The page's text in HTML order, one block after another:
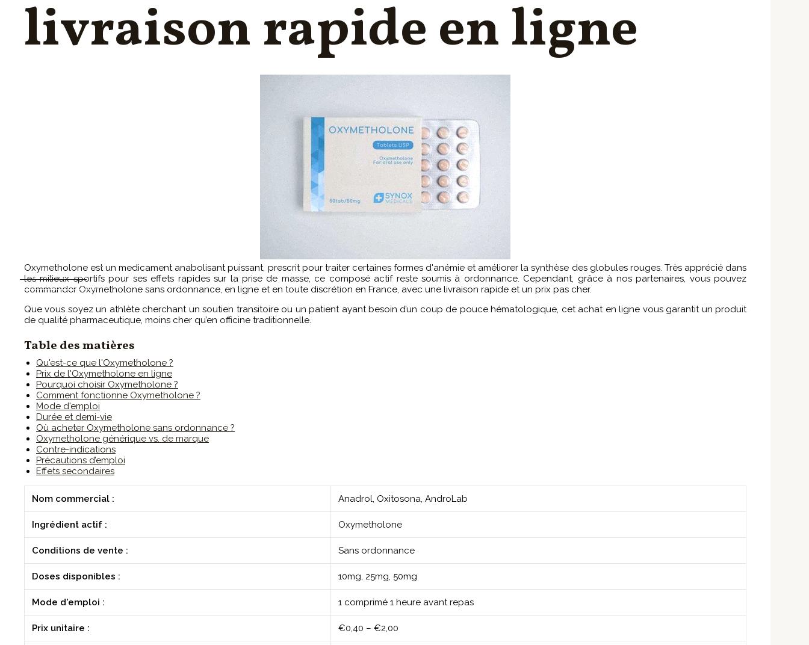
CONTACTEZ-MOI
livraison rapide en ligne
Oxymetholone est un medicament anabolisant puissant, prescrit pour traiter certaines formes d'anémie et améliorer la synthèse des globules rouges. Très apprécié dans
les milieux sportifs pour ses effets rapides sur la prise de masse, ce composé actif reste soumis à ordonnance. Cependant, grâce à nos partenaires, vous pouvez
commander Oxymetholone sans ordonnance, en ligne et en toute discrétion en France, avec une livraison rapide et un prix pas cher.
Que vous soyez un athlète cherchant un soutien transitoire ou un patient ayant besoin d’un coup de pouce hématologique, cet achat en ligne vous garantit un produit
de qualité pharmaceutique, moins cher qu’en officine traditionnelle.
Table des matières
Qu'est-ce que l'Oxymetholone ?
Prix de l'Oxymetholone en ligne
Pourquoi choisir Oxymetholone ?
Comment fonctionne Oxymetholone ?
Mode d'emploi
Durée et demi-vie
Où acheter Oxymetholone sans ordonnance ?
Oxymetholone générique vs. de marque
Contre-indications
Précautions d’emploi
Effets secondaires
Nom commercial : Anadrol, Oxitosona, AndroLab
Ingrédient actif : Oxymetholone
Conditions de vente : Sans ordonnance
Doses disponibles : 10mg, 25mg, 50mg
Mode d'emploi : 1 comprimé 1 heure avant repas
Prix unitaire : €0,40 – €2,00